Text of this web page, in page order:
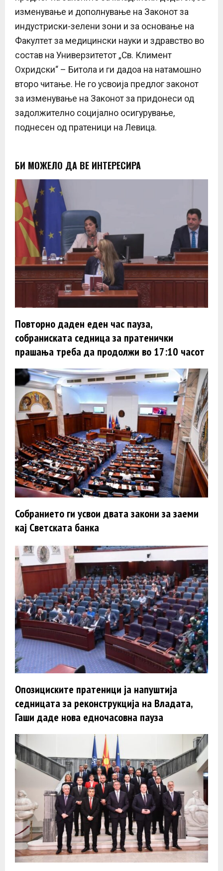
изменување и дополнување на Законот за
индустриски-зелени зони и за основање на
Факултет за медицински науки и здравство во
состав на Универзитетот „Св. Климент
Охридски“ – Битола и ги дадоа на натамошно
второ читање. Не го усвоија предлог законот
за изменување на Законот за придонеси од
задолжително социјално осигурување,
поднесен од пратеници на Левица.
БИ МОЖЕЛО ДА ВЕ ИНТЕРЕСИРА
Повторно даден еден час пауза,
собраниската седница за пратенички
прашања треба да продолжи во 17:10 часот
Собранието ги усвои двата закони за заеми
кај Светската банка
Опозициските пратеници ја напуштија
седницата за реконструкција на Владата,
Гаши даде нова едночасовна пауза